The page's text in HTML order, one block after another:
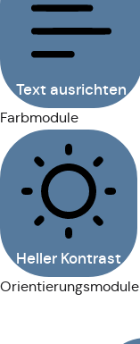
Text ausrichten
Farbmodule
Heller Kontrast
Orientierungsmodule